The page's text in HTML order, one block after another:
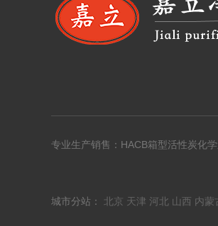
专业生产销售：HACB箱型活性炭化
城市分站： 北京 天津 河北 山西 内蒙